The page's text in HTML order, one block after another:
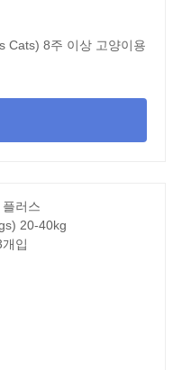
Cats) 8주 이상 고양이용